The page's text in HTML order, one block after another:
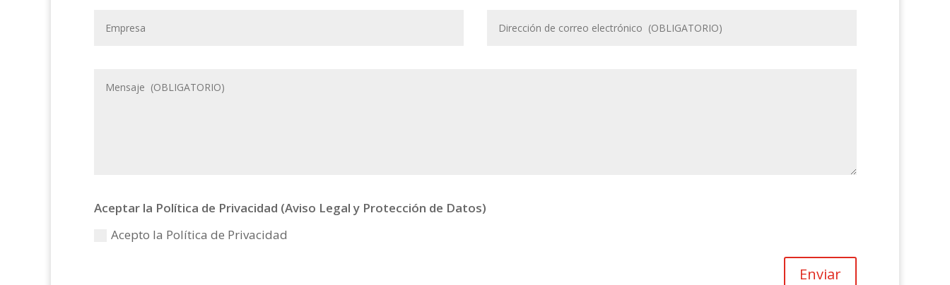
Aceptar la Política de Privacidad (Aviso Legal y Protección de Datos)
Acepto la Política de Privacidad
Enviar